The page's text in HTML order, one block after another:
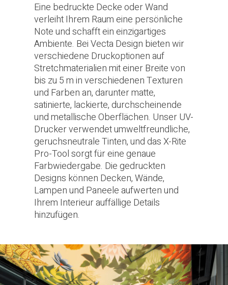
Eine bedruckte Decke oder Wand
verleiht Ihrem Raum eine persönliche
Note und schafft ein einzigartiges
Ambiente. Bei Vecta Design bieten wir
verschiedene Druckoptionen auf
Stretchmaterialien mit einer Breite von
bis zu 5 m in verschiedenen Texturen
und Farben an, darunter matte,
satinierte, lackierte, durchscheinende
und metallische Oberflächen. Unser UV-
Drucker verwendet umweltfreundliche,
geruchsneutrale Tinten, und das X-Rite
Pro-Tool sorgt für eine genaue
Farbwiedergabe. Die gedruckten
Designs können Decken, Wände,
Lampen und Paneele aufwerten und
Ihrem Interieur auffällige Details
hinzufügen.